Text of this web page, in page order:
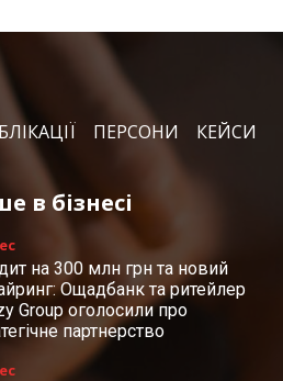
ПЕРСОНИ КЕЙСИ
в бізнесі
на 300 млн грн та новий
Ощадбанк та ритейлер
Group оголосили про
партнерство